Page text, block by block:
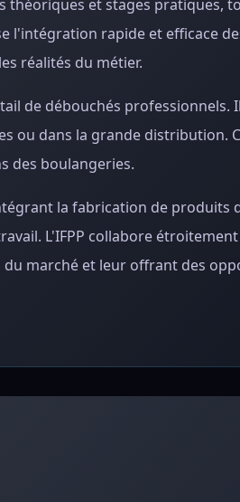
et stages pratiques,
l'intégration rapide et efficace
réalités du métier.
de débouchés professionnels.
ou dans la grande distribution.
des boulangeries.
la fabrication de produits
L'IFPP collabore
marché et leur offrant des